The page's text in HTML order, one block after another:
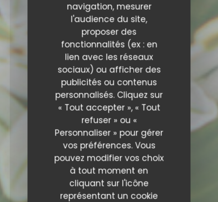
navigation, mesurer
l'audience du site,
proposer des
fonctionnalités (ex : en
lien avec les réseaux
sociaux) ou afficher des
publicités ou contenus
personnalisés. Cliquez sur
« Tout accepter », « Tout
refuser » ou «
Personnaliser » pour gérer
vos préférences. Vous
pouvez modifier vos choix
à tout moment en
cliquant sur l'icône
représentant un cookie